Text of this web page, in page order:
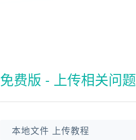
免费版 - 上传相关问题
本地文件 上传教程